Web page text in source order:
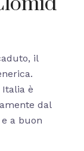
il
è
dal
a buon